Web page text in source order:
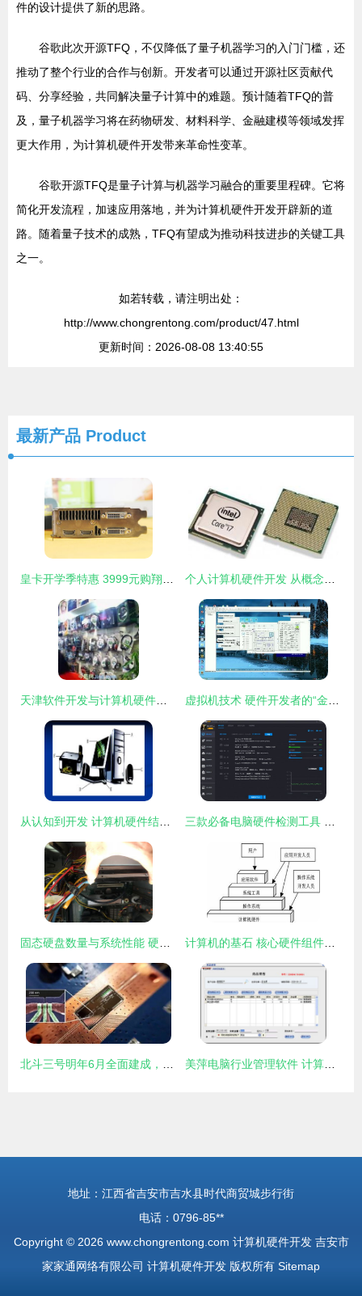
件的设计提供了新的思路。
谷歌此次开源TFQ，不仅降低了量子机器学习的入门门槛，还
推动了整个行业的合作与创新。开发者可以通过开源社区贡献代
码、分享经验，共同解决量子计算中的难题。预计随着TFQ的普
及，量子机器学习将在药物研发、材料科学、金融建模等领域发挥
更大作用，为计算机硬件开发带来革命性变革。
谷歌开源TFQ是量子计算与机器学习融合的重要里程碑。它将
简化开发流程，加速应用落地，并为计算机硬件开发开辟新的道
路。随着量子技术的成熟，TFQ有望成为推动科技进步的关键工具
之一。
如若转载，请注明出处：
http://www.chongrentong.com/product/47.html
更新时间：2026-08-08 13:40:55
最新产品 Product
地址：江西省吉安市吉水县时代商贸城步行街
电话：0796-85**
Copyright © 2026 www.chongrentong.com 计算机硬件开发 吉安市
家家通网络有限公司 计算机硬件开发 版权所有 Sitemap